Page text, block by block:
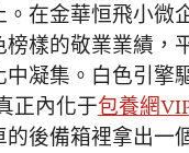
。在金華恒飛小微
樣的敬業業績，
凝集。白色引擎
正內化于包養網
的後備箱裡拿出一